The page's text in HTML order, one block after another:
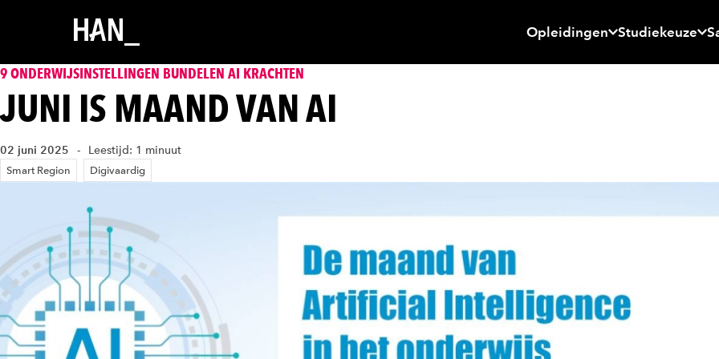
Opleidingen Studiekeuze
9 ONDERWIJSINSTELLINGEN BUNDELEN AI KRACHTEN
JUNI IS MAAND VAN AI
02 juni 2025 Leestijd: 1 minuut
Smart Region Digivaardig